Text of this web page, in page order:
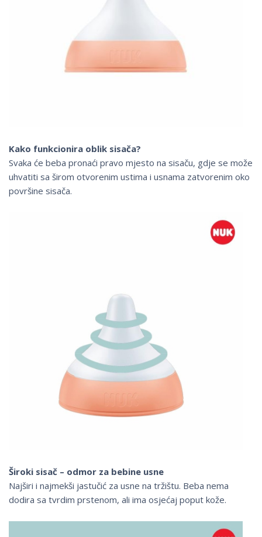
Kako funkcionira oblik sisača?
Svaka će beba pronaći pravo mjesto na sisaču, gdje se može
uhvatiti sa širom otvorenim ustima i usnama zatvorenim oko
površine sisača.
Široki sisač – odmor za bebine usne
Najširi i najmekši jastučić za usne na tržištu. Beba nema
dodira sa tvrdim prstenom, ali ima osjećaj poput kože.